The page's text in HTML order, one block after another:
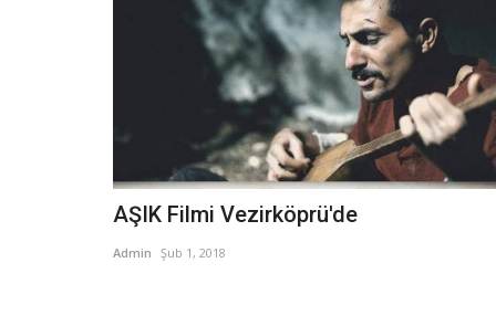
AŞIK Filmi Vezirköprü'de
Admin Şub 1, 2018